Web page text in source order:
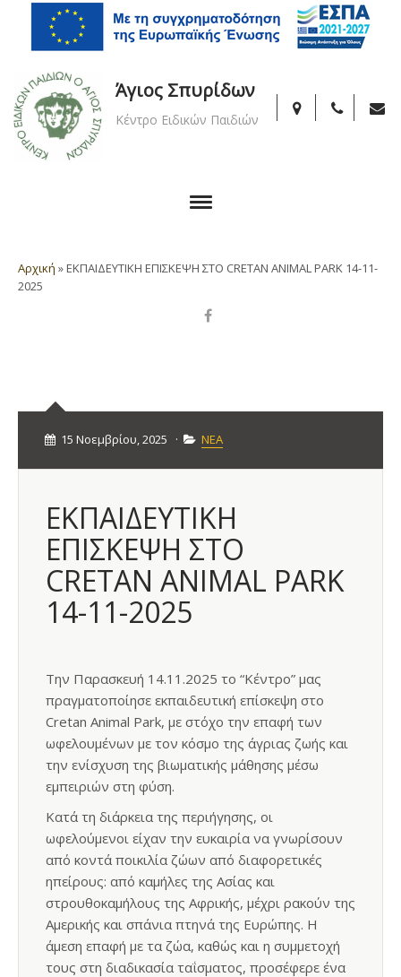
Άγιος Σπυρίδων
Κέντρο Ειδικών Παιδιών
Αρχική »ΕΚΠΑΙΔΕΥΤΙΚΗ ΕΠΙΣΚΕΨΗ ΣΤΟ CRETAN ANIMAL PARK 14-11-
2025
15 Νοεμβρίου, 2025 · ΝΕΑ
ΕΚΠΑΙΔΕΥΤΙΚΗ
ΕΠΙΣΚΕΨΗ ΣΤΟ
CRETAN ANIMAL PARK
14-11-2025
Την Παρασκευή 14.11.2025 το “Κέντρο” μας
πραγματοποίησε εκπαιδευτική επίσκεψη στο
Cretan Animal Park, με στόχο την επαφή των
ωφελουμένων με τον κόσμο της άγριας ζωής και
την ενίσχυση της βιωματικής μάθησης μέσω
εμπειριών στη φύση.
Κατά τη διάρκεια της περιήγησης, οι
ωφελούμενοι είχαν την ευκαιρία να γνωρίσουν
από κοντά ποικιλία ζώων από διαφορετικές
ηπείρους: από καμήλες της Ασίας και
στρουθοκαμήλους της Αφρικής, μέχρι ρακούν της
Αμερικής και σπάνια πτηνά της Ευρώπης. Η
άμεση επαφή με τα ζώα, καθώς και η συμμετοχή
τους στη διαδικασία ταΐσματος, προσέφερε ένα